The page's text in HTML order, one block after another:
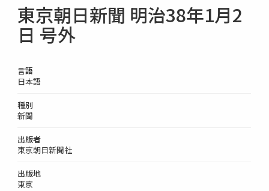
東京朝日新聞 明治38年1月2
日 号外
言語
日本語
種別
新聞
出版者
東京朝日新聞社
出版地
東京